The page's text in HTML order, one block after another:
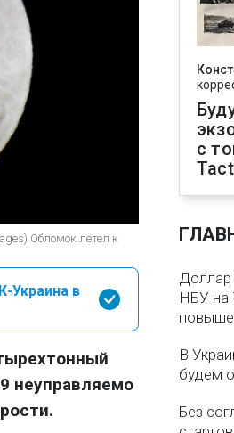
Обломок летел к
Украина в
неуправляемо
с
Доллар
НБУ на
В
будем
Без